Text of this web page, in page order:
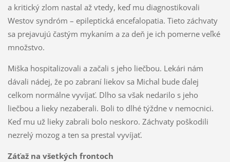
a kritický zlom nastal až vtedy, keď mu diagnostikovali
Westov syndróm – epileptická encefalopatia. Tieto záchvaty
sa prejavujú častým mykaním a za deň je ich pomerne veľké
množstvo.
Miška hospitalizovali a začali s jeho liečbou. Lekári nám
dávali nádej, že po zabraní liekov sa Michal bude ďalej
celkom normálne vyvíjať. Dlho sa však nedarilo s jeho
liečbou a lieky nezaberali. Boli to dlhé týždne v nemocnici.
Keď mu už lieky zabrali bolo neskoro. Záchvaty poškodili
nezrelý mozog a ten sa prestal vyvíjať.
Záťaž na všetkých frontoch